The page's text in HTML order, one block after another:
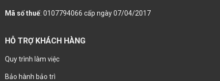
Mã số thuế: 0107794066 cấp ngày 07/04/2017
HỖ TRỢ KHÁCH HÀNG
Quy trình làm việc
Bảo hành bảo trì